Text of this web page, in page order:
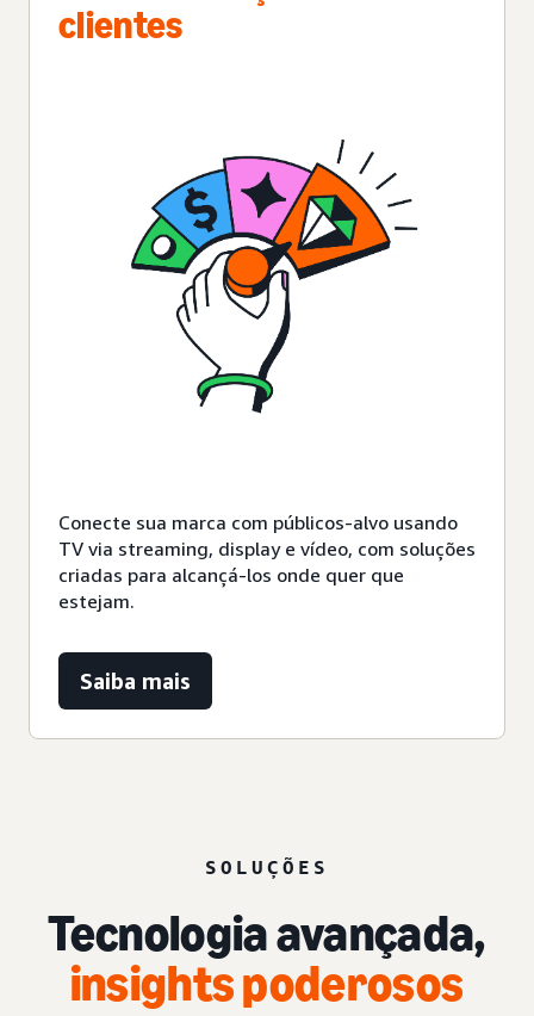
clientes
Conecte sua marca com públicos-alvo usando
TV via streaming, display e vídeo, com soluções
criadas para alcançá-los onde quer que
estejam.
Saiba mais
SOLUÇÕES
Tecnologia avançada,
insights poderosos